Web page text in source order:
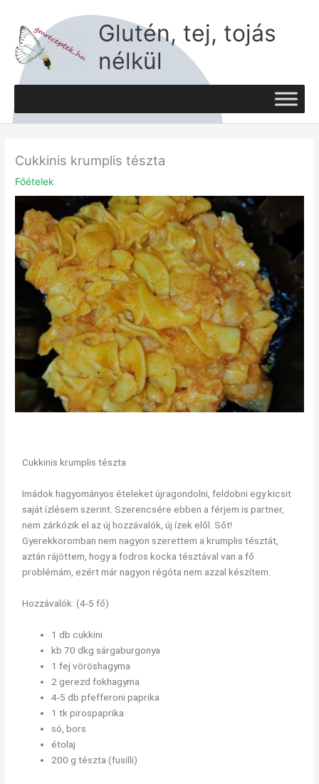
content
Glutén, tej, tojás
nélkül
Cukkinis krumplis tészta
Főételek
Cukkinis krumplis tészta
Imádok hagyományos ételeket újragondolni, feldobni egy kicsit
saját ízlésem szerint. Szerencsére ebben a férjem is partner,
nem zárkózik el az új hozzávalók, új ízek elől. Sőt!
Gyerekkoromban nem nagyon szerettem a krumplis tésztát,
aztán rájöttem, hogy a fodros kocka tésztával van a fő
problémám, ezért már nagyon régóta nem azzal készítem.
Hozzávalók: (4-5 fő)
1 db cukkini
kb 70 dkg sárgaburgonya
1 fej vöröshagyma
2 gerezd fokhagyma
4-5 db pfefferoni paprika
1 tk pirospaprika
só, bors
étolaj
200 g tészta (fusilli)